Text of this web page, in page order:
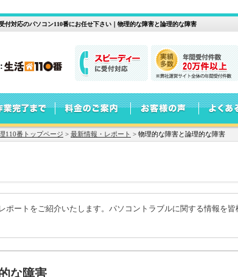
対応のパソコン110番にお任せ下さい｜物理的な障害と論理的な障害
110番トップページ > 最新情報・レポート > 物理的な障害と論理的な障害
ポートをご紹介いたします。パソコントラブルに関する情報を皆
な障害